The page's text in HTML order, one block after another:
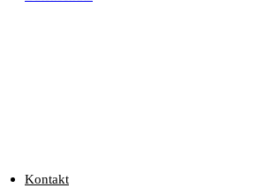
Kontakt